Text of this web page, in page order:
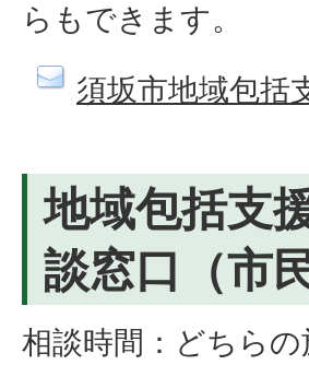
らもできます。
須坂市地域包括
地域包括支
談窓口（市
相談時間：どちら